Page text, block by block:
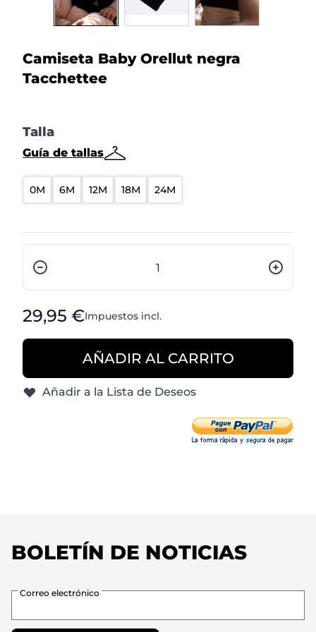
Camiseta Baby Orellut negra
Tacchettee
Talla
Guía de tallas
0M 6M 12M 18M 24M
Cantidad
Desde:
29,95 €Impuestos incl.
AÑADIR AL CARRITO
Añadir a la Lista de Deseos
BOLETÍN DE NOTICIAS
Correo electrónico